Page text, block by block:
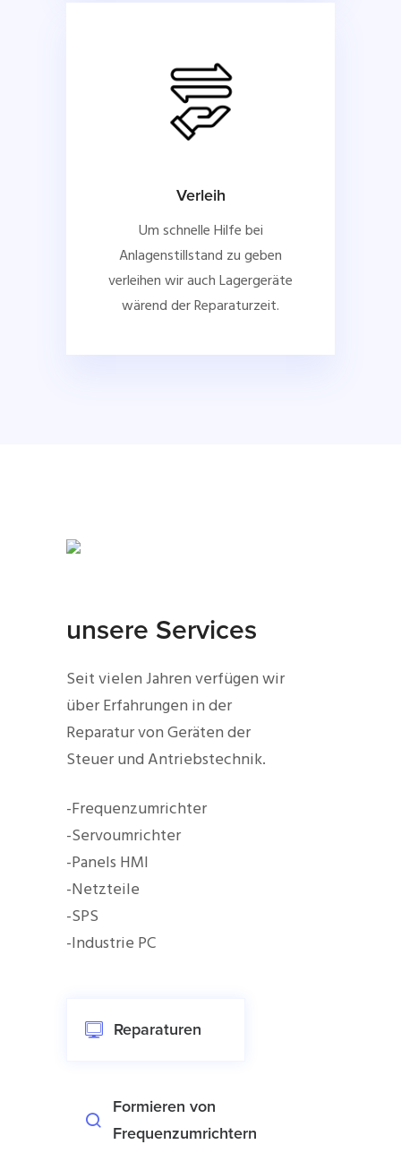
Verleih
Um schnelle Hilfe bei
Anlagenstillstand zu geben
verleihen wir auch Lagergeräte
wärend der Reparaturzeit.
unsere Services
Seit vielen Jahren verfügen wir
über Erfahrungen in der
Reparatur von Geräten der
Steuer und Antriebstechnik.
-Frequenzumrichter
-Servoumrichter
-Panels HMI
-Netzteile
-SPS
-Industrie PC
Reparaturen
Formieren von
Frequenzumrichtern